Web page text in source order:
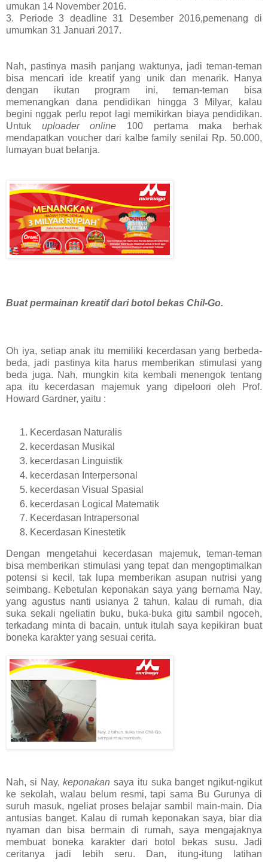
umukan 14 November 2016.
3. Periode 3 deadline 31 Desember 2016,pemenang di
umumkan 31 Januari 2017.
Nah, pastinya masih panjang waktunya, jadi teman-teman
bisa mencari ide kreatif yang unik dan menarik. Hanya
dengan ikutan program ini, teman-teman bisa
memenangkan dana pendidikan hingga 3 Milyar, kalau
begini nggak perlu repot lagi memikirkan biaya pendidikan.
Untuk uploader online 100 pertama maka berhak
mendapatkan voucher dari kalbe family senilai Rp. 50.000,
lumayan buat belanja.
Buat permainan kreatif dari botol bekas Chil-Go.
Oh iya, setiap anak itu memiliki kecerdasan yang berbeda-
beda, jadi pastinya kita harus memberikan stimulasi yang
beda juga. Nah, mungkin kita kembali menengok tentang
apa itu kecerdasan majemuk yang dipeloori oleh Prof.
Howard Gardner, yaitu :
Kecerdasan Naturalis
kecerdasan Musikal
kecerdasan Linguistik
kecerdasan Interpersonal
kecerdasan Visual Spasial
kecerdasan Logical Matematik
Kecerdasan Intrapersonal
Kecerdasan Kinestetik
Dengan mengetahui kecerdasan majemuk, teman-teman
bisa memberikan stimulasi yang tepat dan mengoptimalkan
potensi si kecil, tak lupa memberikan asupan nutrisi yang
seimbang. Kebetulan keponakan saya yang bernama Nay,
yang agustus nanti usianya 2 tahun, kalau di rumah, dia
suka sekali ngeliatin buku, buka-buka gitu sambil ngoceh,
terkadang minta di bacain, untuk itulah saya kepikiran buat
boneka karakter yang sesuai cerita.
Nah, si Nay,keponakan saya itu suka banget ngikut-ngikut
ke sekolah, walau belum resmi, tapi sama Bu Gurunya di
suruh masuk, ngeliat proses belajar sambil main-main. Dia
antusias banget. Kalau di rumah keponakan saya, biar dia
nyaman dan bisa bermain di rumah, saya mengajaknya
membuat boneka karakter dari botol bekas susu. Jadi
ceritanya jadi lebih seru. Dan, itung-itung latihan